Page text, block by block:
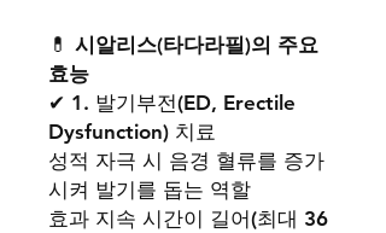
💊 시알리스(타다라필)의 주요
효능
✔ 1. 발기부전(ED, Erectile
Dysfunction) 치료
성적 자극 시 음경 혈류를 증가
시켜 발기를 돕는 역할
효과 지속 시간이 길어(최대 36